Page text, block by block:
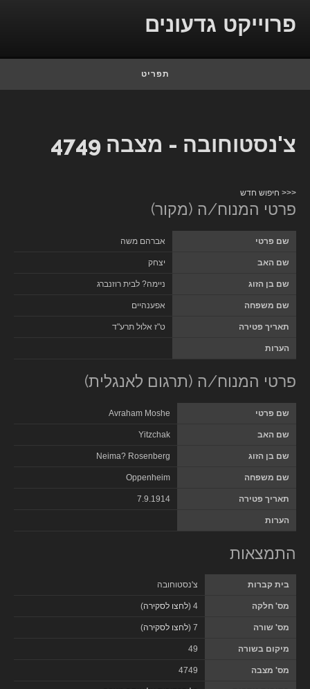
פרוייקט גדעונים
תפריט
צ'נסטוחובה - מצבה 4749
<<< חיפוש חדש
פרטי המנוח/ה (מקור)
שם פרטי אברהם משה
שם האב יצחק
שם בן הזוג ניימה? לבית רוזנברג
שם משפחה אפענהיים
תאריך פטירה ט"ז אלול תרע"ד
הערות
פרטי המנוח/ה (תרגום לאנגלית)
שם פרטי Avraham Moshe
שם האב Yitzchak
שם בן הזוג Neima? Rosenberg
שם משפחה Oppenheim
תאריך פטירה 7.9.1914
הערות
התמצאות
בית קברות צ'נסטוחובה
מס' חלקה 4 ( לחצו לסקירה)
מס' שורה 7 ( לחצו לסקירה)
מיקום בשורה 49
מס' מצבה 4749